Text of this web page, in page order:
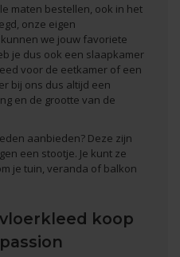
maten bestellen, ook in het
onze eigen
we jouw favoriete
je dus ook een slaapkamer
voor de eetkamer of een
bij ons dus altijd een
en de grootte van de
aanbieden? Deze zijn
een stootje. Je kunt ze
je tuin, veranda of balkon
koop